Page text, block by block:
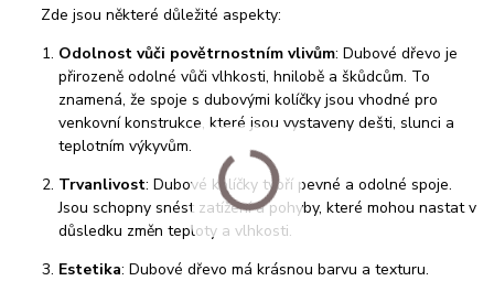
Zde jsou některé důležité aspekty:
Odolnost vůči povětrnostním vlivům: Dubové dřevo je
přirozeně odolné vůči vlhkosti, hnilobě a škůdcům. To
znamená, že spoje s dubovými kolíčky jsou vhodné pro
venkovní konstrukce, které jsou vystaveny dešti, slunci a
teplotním výkyvům.
Trvanlivost: Dubové kolíčky tvoří pevné a odolné spoje.
Jsou schopny snést zatížení a pohyby, které mohou nastat v
důsledku změn teploty a vlhkosti.
Estetika: Dubové dřevo má krásnou barvu a texturu.